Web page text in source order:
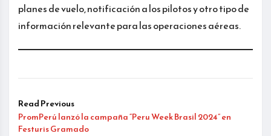
planes de vuelo, notificación a los pilotos y otro tipo de
información relevante para las operaciones aéreas.
Read Previous
PromPerú lanzó la campaña “Peru Week Brasil 2024” en
Festuris Gramado